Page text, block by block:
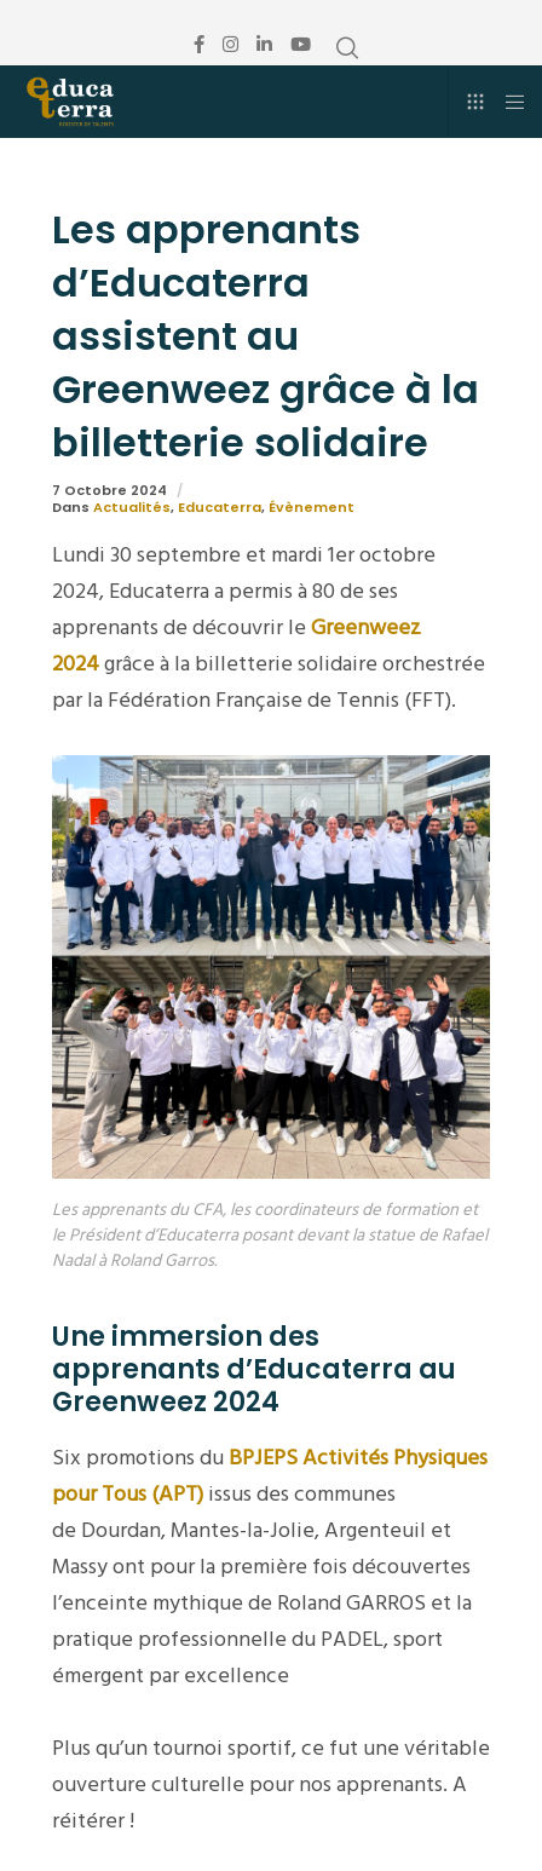
Les apprenants
d’Educaterra
assistent au
Greenweez grâce à la
billetterie solidaire
7 Octobre 2024
Dans Actualités, Educaterra, Évènement
Lundi 30 septembre et mardi 1er octobre
2024, Educaterra a permis à 80 de ses
apprenants de découvrir leGreenweez
2024grâce à la billetterie solidaire orchestrée
par laFédération Française de Tennis (FFT).
Les apprenants du CFA, les coordinateurs de formation et
le Président d’Educaterra posant devant la statue de Rafael
Nadal à Roland Garros.
Une immersion des
apprenants d’Educaterra au
Greenweez 2024
Six promotions duBPJEPS Activités Physiques
pour Tous (APT)issus des communes
de Dourdan,Mantes-la-Jolie,Argenteuil et
Massyont pour la première fois découvertes
l’enceinte mythique de Roland GARROS et la
pratique professionnelle du PADEL, sport
émergent par excellence
Plus qu’un tournoi sportif, ce fut une véritable
ouverture culturelle pour nos apprenants. A
réitérer !